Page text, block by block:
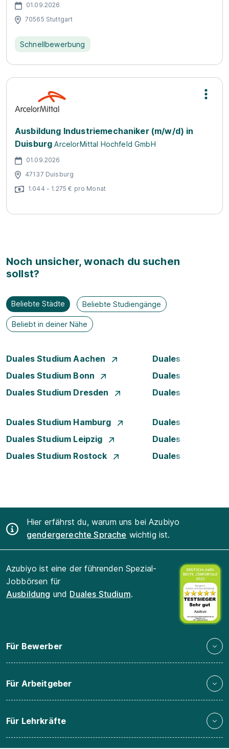
01.09.2026
70565 Stuttgart
Schnellbewerbung
Ausbildung Industriemechaniker (m/w/d) in
Duisburg ArcelorMittal Hochfeld GmbH
01.09.2026
47137 Duisburg
1.044 - 1.275 € pro Monat
Noch unsicher, wonach du suchen
sollst?
Beliebte Städte Beliebte Studiengänge
Beliebt in deiner Nähe
Duales Studium Aachen
Duales Studium
Duales Studium Bonn
Duales Studium
Duales Studium Dresden
Duales Studium
Duales Studium Hamburg
Duales Studium
Duales Studium Leipzig
Duales Studium
Duales Studium Rostock
Duales Studium
Hier erfährst du, warum uns bei Azubiyo
gendergerechte Sprache wichtig ist.
Azubiyo ist eine der führenden Spezial-
Jobbörsen für
Ausbildung und Duales Studium.
Für Bewerber
Für Arbeitgeber
Für Lehrkräfte